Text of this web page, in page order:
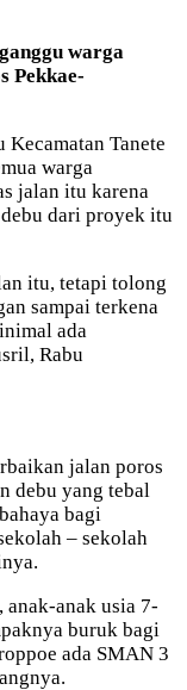
warga
Pekkae-
Tanete
warga
jalan itu karena
dari proyek itu
itu, tetapi tolong
sampai terkena
ada
Rabu
jalan poros
debu yang tebal
bagi
– sekolah
anak-anak usia 7-
buruk bagi
ada SMAN 3